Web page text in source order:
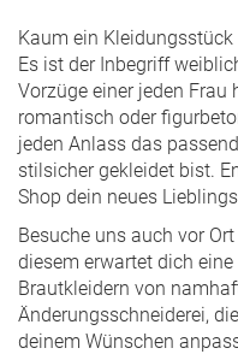
Kaum ein
Es ist der Inbegriff
Vorzüge einer jeden Frau
romantisch oder
jeden Anlass das
stilsicher gekleidet bist.
Shop dein neues
Besuche uns auch vor
diesem erwartet dich
Brautkleidern von
Änderungsschneiderei,
deinem Wünschen